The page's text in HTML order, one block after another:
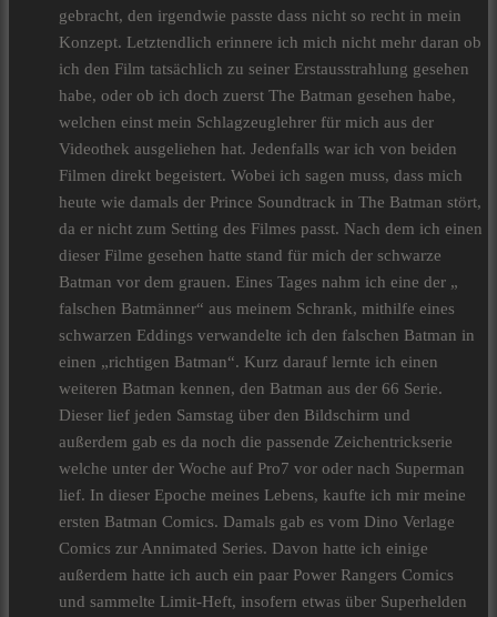
gebracht, den irgendwie passte dass nicht so recht in mein
Konzept. Letztendlich erinnere ich mich nicht mehr daran ob
ich den Film tatsächlich zu seiner Erstausstrahlung gesehen
habe, oder ob ich doch zuerst The Batman gesehen habe,
welchen einst mein Schlagzeuglehrer für mich aus der
Videothek ausgeliehen hat. Jedenfalls war ich von beiden
Filmen direkt begeistert. Wobei ich sagen muss, dass mich
heute wie damals der Prince Soundtrack in The Batman stört,
da er nicht zum Setting des Filmes passt. Nach dem ich einen
dieser Filme gesehen hatte stand für mich der schwarze
Batman vor dem grauen. Eines Tages nahm ich eine der „
falschen Batmänner“ aus meinem Schrank, mithilfe eines
schwarzen Eddings verwandelte ich den falschen Batman in
einen „richtigen Batman“. Kurz darauf lernte ich einen
weiteren Batman kennen, den Batman aus der 66 Serie.
Dieser lief jeden Samstag über den Bildschirm und
außerdem gab es da noch die passende Zeichentrickserie
welche unter der Woche auf Pro7 vor oder nach Superman
lief. In dieser Epoche meines Lebens, kaufte ich mir meine
ersten Batman Comics. Damals gab es vom Dino Verlage
Comics zur Annimated Series. Davon hatte ich einige
außerdem hatte ich auch ein paar Power Rangers Comics
und sammelte Limit-Heft, insofern etwas über Superhelden